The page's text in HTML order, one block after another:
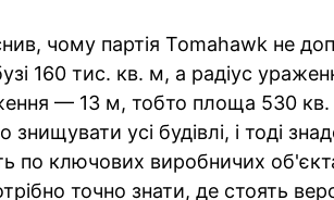
чому партія Tomahawk не
160 тис. кв. м, а радіус
— 13 м, тобто площа 530 кв.
усі будівлі, і тоді
по ключових виробничих
точно знати, де стоять